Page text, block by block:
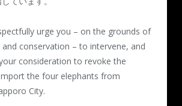
urge you – on the grounds of
conservation – to intervene, and
consideration to revoke the
the four elephants from
City.